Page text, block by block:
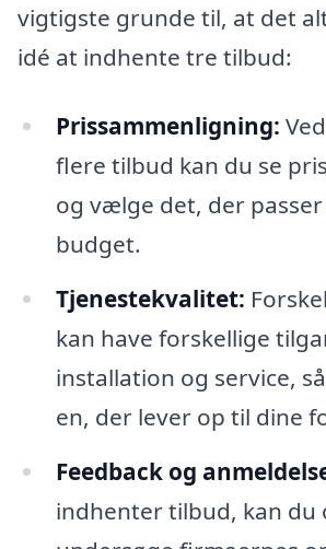
vigtigste grunde til, at det
idé at indhente tre tilbud:
Prissammenligning:
flere tilbud kan du se
og vælge det, der
budget.
Tjenestekvalitet:
kan have forskellige
installation og service,
en, der lever op til dine
Feedback og
indhenter tilbud, kan du